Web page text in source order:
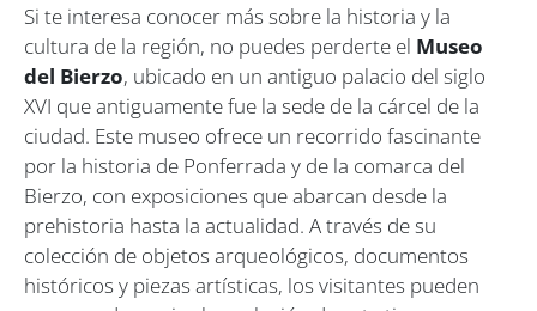
Si te interesa conocer más sobre la historia y la
cultura de la región, no puedes perderte el Museo
del Bierzo, ubicado en un antiguo palacio del siglo
XVI que antiguamente fue la sede de la cárcel de la
ciudad. Este museo ofrece un recorrido fascinante
por la historia de Ponferrada y de la comarca del
Bierzo, con exposiciones que abarcan desde la
prehistoria hasta la actualidad. A través de su
colección de objetos arqueológicos, documentos
históricos y piezas artísticas, los visitantes pueden